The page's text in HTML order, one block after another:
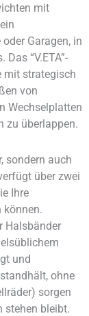
mit
Garagen, in
“V.ETA”-
mit strategisch
von
Wechselplatten
zu überlappen.
sondern auch
über zwei
Ihre
können.
Halsbänder
und
ohne
sorgen
stehen bleibt.